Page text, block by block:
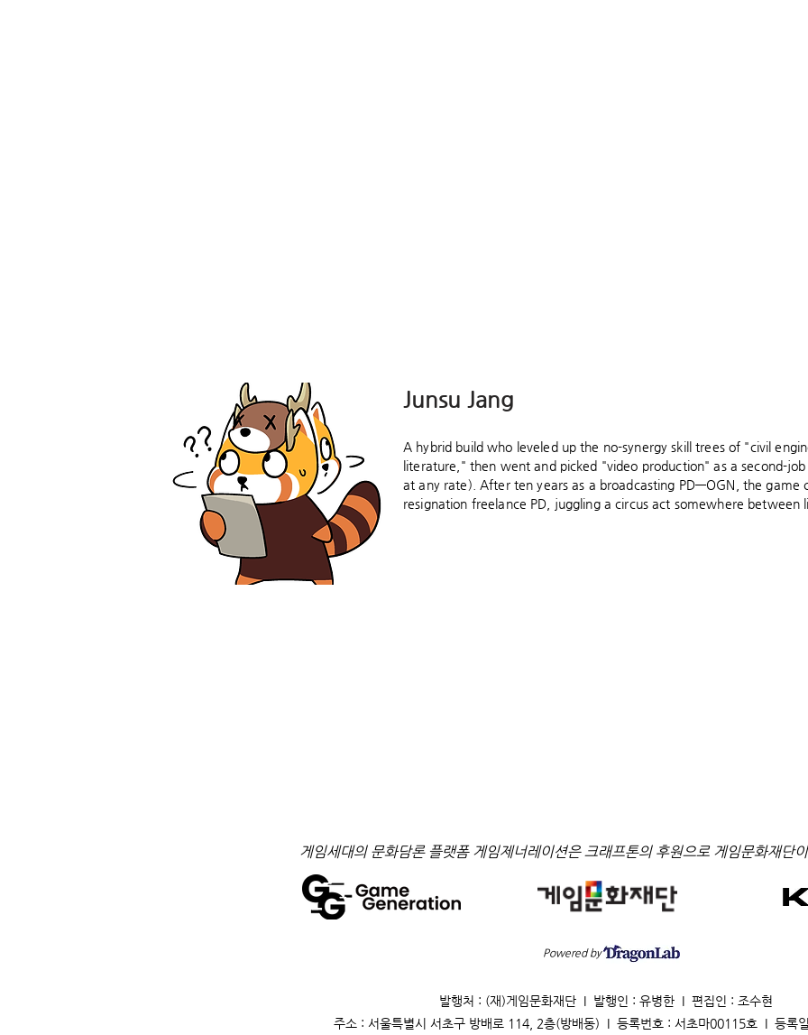
Junsu Jang
A hybrid build who leveled up the no-synergy skill trees of "civil
literature," then went and picked "video production" as a second-
at any rate). After ten years as a broadcasting PD—OGN, the game
resignation freelance PD, juggling a circus act somewhere
게임세대의 문화담론 플랫폼 게임제너레이션은 크래프톤의 후원으로 게임문화재단
Powered by
발행처 : (재)게임문화재단 I 발행인 : 유병한 I 편집인 : 조수현
주소 : 서울특별시 서초구 방배로 114, 2층(방배동) I 등록번호 : 서초마00115호 I 등록